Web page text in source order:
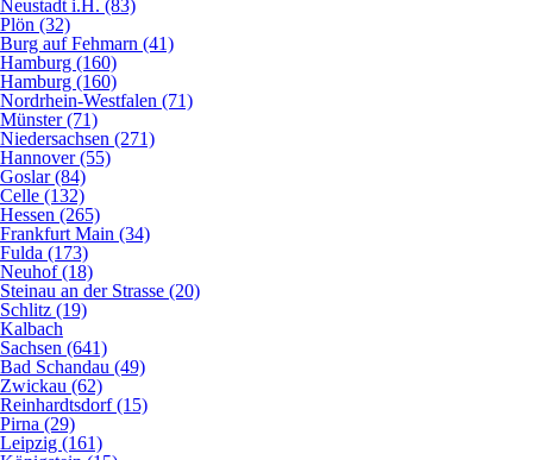
Neustadt i.H. (83)
Plön (32)
Burg auf Fehmarn (41)
Hamburg (160)
Hamburg (160)
Nordrhein-Westfalen (71)
Münster (71)
Niedersachsen (271)
Hannover (55)
Goslar (84)
Celle (132)
Hessen (265)
Frankfurt Main (34)
Fulda (173)
Neuhof (18)
Steinau an der Strasse (20)
Schlitz (19)
Kalbach
Sachsen (641)
Bad Schandau (49)
Zwickau (62)
Reinhardtsdorf (15)
Pirna (29)
Leipzig (161)